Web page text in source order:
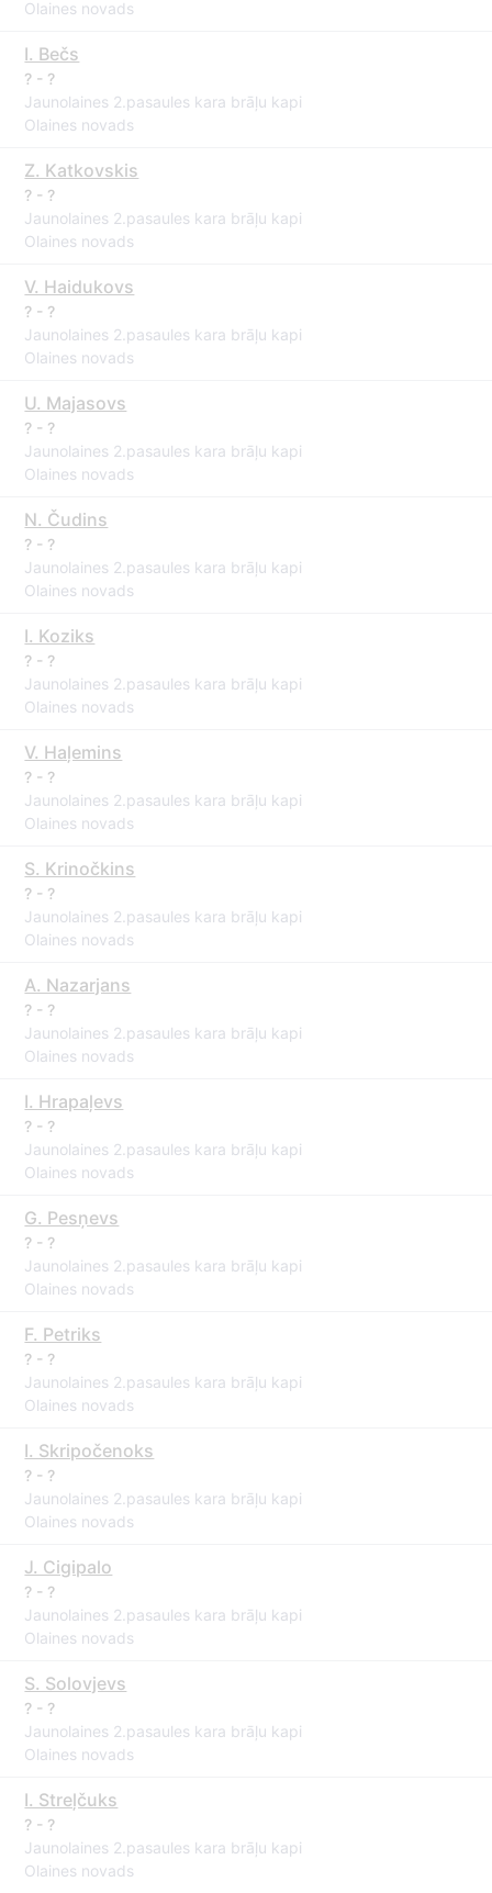
Olaines novads
I. Bečs
? - ?
Jaunolaines 2.pasaules kara brāļu kapi
Olaines novads
Z. Katkovskis
? - ?
Jaunolaines 2.pasaules kara brāļu kapi
Olaines novads
V. Haidukovs
? - ?
Jaunolaines 2.pasaules kara brāļu kapi
Olaines novads
U. Majasovs
? - ?
Jaunolaines 2.pasaules kara brāļu kapi
Olaines novads
N. Čudins
? - ?
Jaunolaines 2.pasaules kara brāļu kapi
Olaines novads
I. Koziks
? - ?
Jaunolaines 2.pasaules kara brāļu kapi
Olaines novads
V. Haļemins
? - ?
Jaunolaines 2.pasaules kara brāļu kapi
Olaines novads
S. Krinočkins
? - ?
Jaunolaines 2.pasaules kara brāļu kapi
Olaines novads
A. Nazarjans
? - ?
Jaunolaines 2.pasaules kara brāļu kapi
Olaines novads
I. Hrapaļevs
? - ?
Jaunolaines 2.pasaules kara brāļu kapi
Olaines novads
G. Pesņevs
? - ?
Jaunolaines 2.pasaules kara brāļu kapi
Olaines novads
F. Petriks
? - ?
Jaunolaines 2.pasaules kara brāļu kapi
Olaines novads
I. Skripočenoks
? - ?
Jaunolaines 2.pasaules kara brāļu kapi
Olaines novads
J. Cigipalo
? - ?
Jaunolaines 2.pasaules kara brāļu kapi
Olaines novads
S. Solovjevs
? - ?
Jaunolaines 2.pasaules kara brāļu kapi
Olaines novads
I. Streļčuks
? - ?
Jaunolaines 2.pasaules kara brāļu kapi
Olaines novads